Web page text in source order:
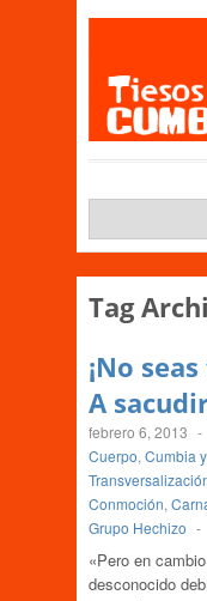
Tag
¡No
A
febrero 6, 2013 -
Cuerpo, Cumbia
Conmoción,
Grupo Hechizo -
«Pero en
desconocido